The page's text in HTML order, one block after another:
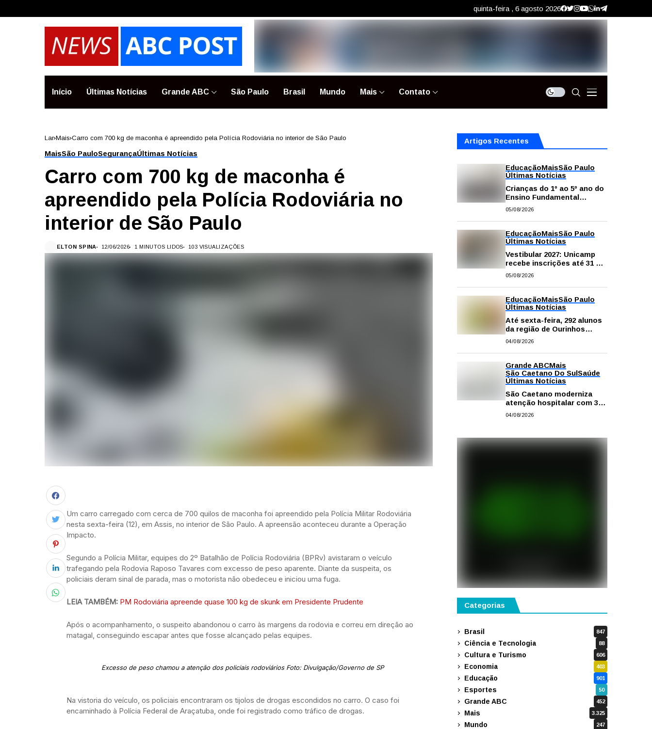
quinta-feira , 6 agosto 2026
Início Últimas Notícias Grande ABC São Paulo Brasil Mundo Mais Contato
Lar Mais Carro com 700 kg de maconha é apreendido pela Polícia Rodoviária no interior de São Paulo
MaisSão PauloSegurançaÚltimas Notícias
Carro com 700 kg de maconha é
apreendido pela Polícia Rodoviária no
interior de São Paulo
ELTON SPINA 12/06/2026 1 MINUTOS LIDOS 103 VISUALIZAÇÕES
Um carro carregado com cerca de 700 quilos de maconha foi apreendido pela Polícia Militar Rodoviária
nesta sexta-feira (12), em Assis, no interior de São Paulo. A apreensão aconteceu durante a Operação
Impacto.
Segundo a Polícia Militar, equipes do 2º Batalhão de Polícia Rodoviária (BPRv) avistaram o veículo
trafegando pela Rodovia Raposo Tavares com excesso de peso aparente. Diante da suspeita, os
policiais deram sinal de parada, mas o motorista não obedeceu e iniciou uma fuga.
LEIA TAMBÉM: PM Rodoviária apreende quase 100 kg de skunk em Presidente Prudente
Após o acompanhamento, o suspeito abandonou o carro às margens da rodovia e correu em direção ao
matagal, conseguindo escapar antes que fosse alcançado pelas equipes.
Excesso de peso chamou a atenção dos policiais rodoviários Foto: Divulgação/Governo de SP
Na vistoria do veículo, os policiais encontraram os tijolos de drogas escondidos no carro. O caso foi
encaminhado à Polícia Federal de Araçatuba, onde foi registrado como tráfico de drogas.
Artigos Recentes
EducaçãoMaisSão Paulo
Últimas Notícias
Crianças do 1º ao 5º ano do
Ensino Fundamental
contam com plataformas
na escola e em casa
05/08/2026
EducaçãoMaisSão Paulo
Últimas Notícias
Vestibular 2027: Unicamp
recebe inscrições até 31 de
agosto
05/08/2026
EducaçãoMaisSão Paulo
Últimas Notícias
Até sexta-feira, 292 alunos
da região de Ourinhos
fazem provas para
internacional
04/08/2026
Grande ABCMais
São Caetano Do SulSaúde
Últimas Notícias
São Caetano moderniza
atenção hospitalar com 374
equipamentos de última
04/08/2026
Categorias
Brasil 847
Ciência e Tecnologia 88
Cultura e Turismo 606
Economia 403
Educação 901
Esportes 50
Grande ABC 452
Mais 3.325
Mundo 247